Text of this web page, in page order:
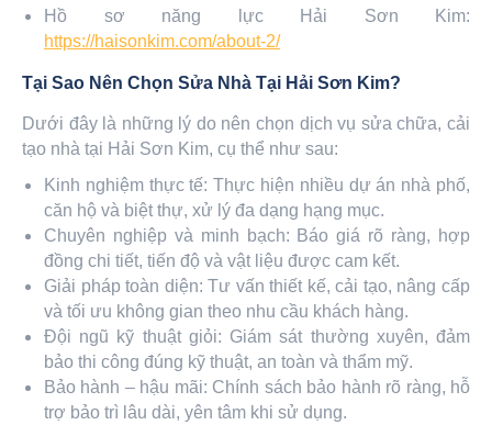
Hồ sơ năng lực Hải Sơn Kim:
https://haisonkim.com/about-2/
Tại Sao Nên Chọn Sửa Nhà Tại Hải Sơn Kim?
Dưới đây là những lý do nên chọn dịch vụ sửa chữa, cải
tạo nhà tại Hải Sơn Kim, cụ thể như sau:
Kinh nghiệm thực tế: Thực hiện nhiều dự án nhà phố,
căn hộ và biệt thự, xử lý đa dạng hạng mục.
Chuyên nghiệp và minh bạch: Báo giá rõ ràng, hợp
đồng chi tiết, tiến độ và vật liệu được cam kết.
Giải pháp toàn diện: Tư vấn thiết kế, cải tạo, nâng cấp
và tối ưu không gian theo nhu cầu khách hàng.
Đội ngũ kỹ thuật giỏi: Giám sát thường xuyên, đảm
bảo thi công đúng kỹ thuật, an toàn và thẩm mỹ.
Bảo hành – hậu mãi: Chính sách bảo hành rõ ràng, hỗ
trợ bảo trì lâu dài, yên tâm khi sử dụng.